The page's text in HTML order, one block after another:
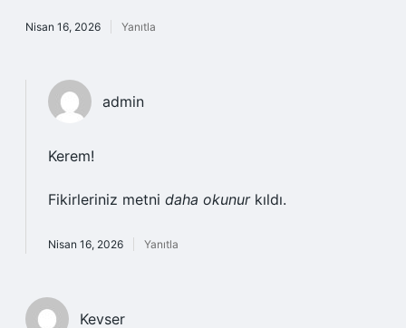
Nisan 16, 2026 Yanıtla
admin
Kerem!
Fikirleriniz metni daha okunurkıldı.
Nisan 16, 2026 Yanıtla
Kevser